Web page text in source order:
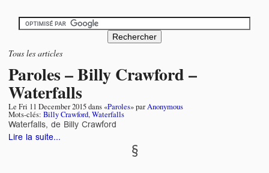
Tous les articles
Paroles – Billy Crawford –
Waterfalls
Le Fri 11 December 2015dans «Paroles» parAnonymous
Mots-clés: Billy Crawford,Waterfalls
Waterfalls, de Billy Crawford
Lire la suite...